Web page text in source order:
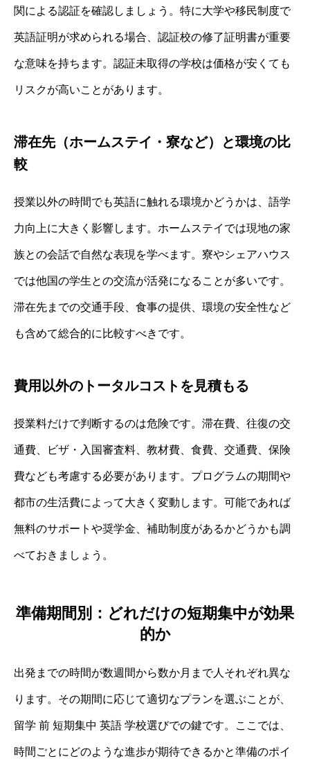
関による認証を確認しましょう。特に大学や移民制度で
英語証明が求められる場合、認証校の修了証明書が重要
な意味を持ちます。認証未取得の学校は価格が安くても
リスクが高いことがあります。
滞在先（ホームステイ・寮など）と環境の比
較
授業以外の時間でも英語に触れる環境かどうかは、語学
力向上に大きく影響します。ホームステイでは現地の家
族との会話で自然な表現を学べます。寮やシェアハウス
では他国の学生との交流が活発になることが多いです。
滞在先までの交通手段、食事の提供、環境の安全性など
も含めて総合的に比較すべきです。
費用以外のトータルコストを見積もる
授業料だけで判断するのは危険です。滞在費、往復の交
通費、ビザ・入国審査料、教材費、食費、交通費、保険
費なども考慮する必要があります。プログラムの期間や
都市の生活費によって大きく変動します。可能であれば
無料のサポートや奨学金、補助制度があるかどうかも調
べておきましょう。
準備期間別：どれだけの短期集中が効果
的か
出発までの時間が数週間から数か月まで人それぞれ異な
ります。その期間に応じて適切なプランを選ぶことが、
留学 前 短期集中 英語 学校選びでの鍵です。ここでは、
時間ごとにどのような進歩が期待できるかと準備のポイ